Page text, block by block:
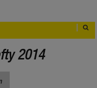
2014